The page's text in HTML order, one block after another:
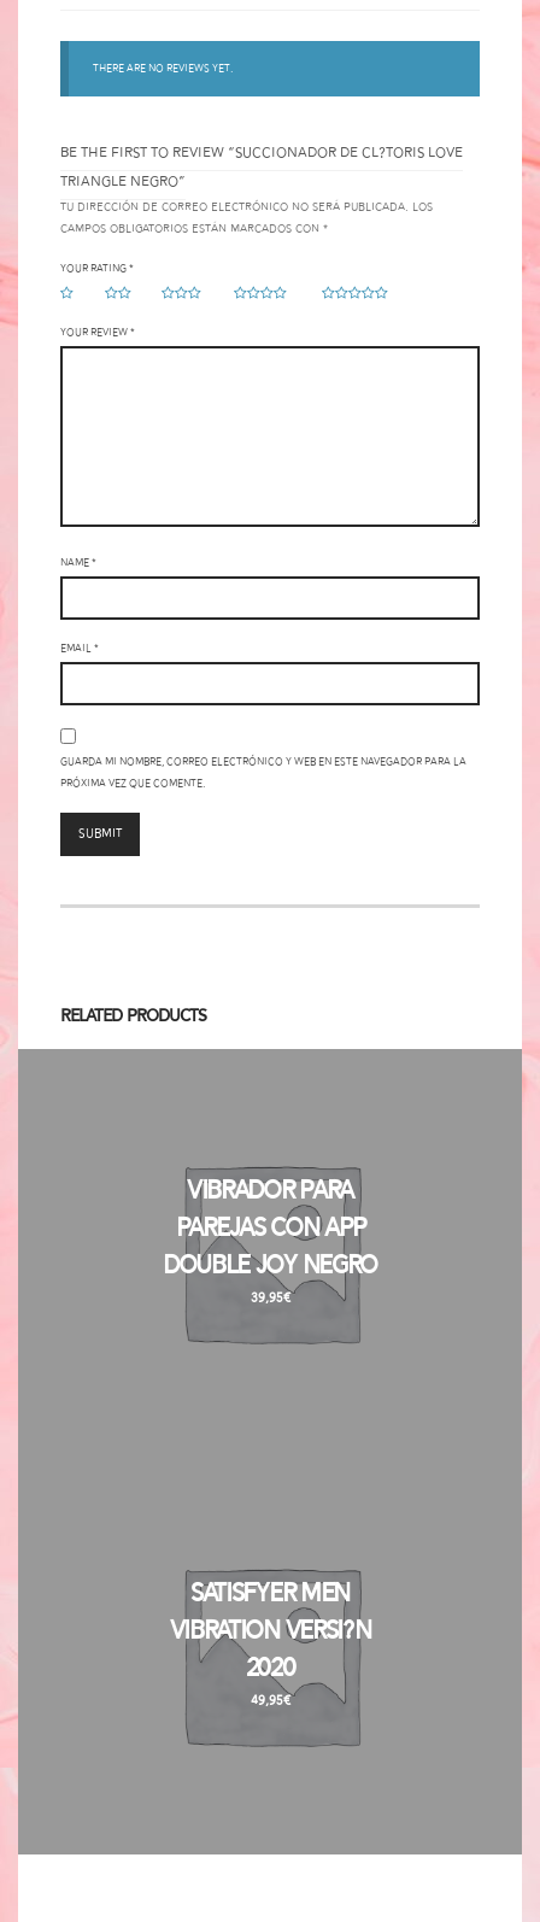
There are no reviews yet.
BE THE FIRST TO REVIEW “SUCCIONADOR DE CL?TORIS LOVE
TRIANGLE NEGRO”
Tu dirección de correo electrónico no será publicada. Los
campos obligatorios están marcados con *
Your rating*
Your review*
Name*
Email*
Guarda mi nombre, correo electrónico y web en este navegador para la
próxima vez que comente.
Related Products
Vibrador para
Parejas con APP
Double Joy Negro
39,95€
Satisfyer Men
Vibration Versi?n
2020
49,95€